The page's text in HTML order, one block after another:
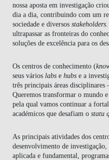
WHAT'S HAPPENING
nossa aposta em investigação
dia a dia, contribuindo com um
sociedade e diversos stakeholders.
ultrapassar as fronteiras do
soluções de excelência para os
Os centros de conhecimento (
seus vários labse hubse a
três principais áreas disciplinares
Queremos transformar o mundo
pela qual vamos continuar a
académicos que desafiam o statu
As principais atividades dos
desenvolvimento de
aplicada e fundamental,